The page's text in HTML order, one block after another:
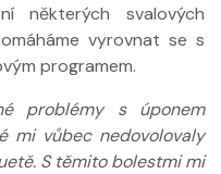
některých svalových
vyrovnat se s
programem.
problémy s úponem
mi vůbec nedovolovaly
S těmito bolestmi mi